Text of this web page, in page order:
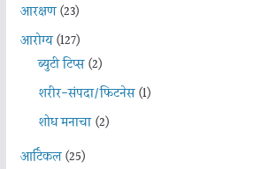
आरक्षण(23)
आरोग्य(127)
ब्युटी टिप्स(2)
शरीर-संपदा/फिटनेस(1)
शोध मनाचा(2)
आर्टिकल(25)